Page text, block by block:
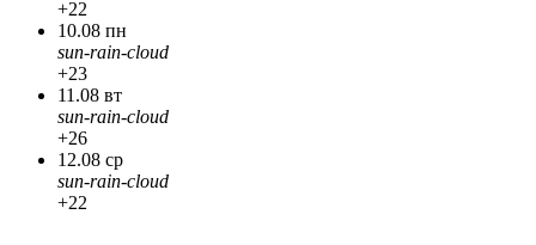
+22
10.08 пн
sun-rain-cloud
+23
11.08 вт
sun-rain-cloud
+26
12.08 ср
sun-rain-cloud
+22